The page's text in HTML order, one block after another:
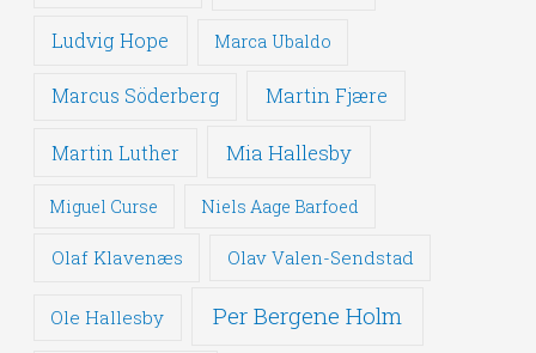
Ludvig Hope Marca Ubaldo
Marcus Söderberg Martin Fjære
Martin Luther Mia Hallesby
Miguel Curse Niels Aage Barfoed
Olaf Klavenæs Olav Valen-Sendstad
Ole Hallesby Per Bergene Holm